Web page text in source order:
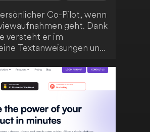
Co-Pilot, wenn
geht. Dank
versteht er im
Textanweisungen und
stärkere Hooks
prägnanter
mit Eddie iterieren.
du die Ergebnisse
oder arbeitest sie in
und FCP weiter aus.